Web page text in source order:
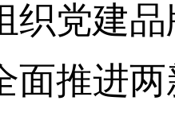
织党建
面推进